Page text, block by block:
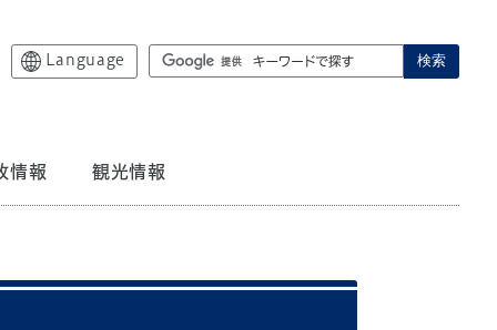
Language 検索
情報 観光情報